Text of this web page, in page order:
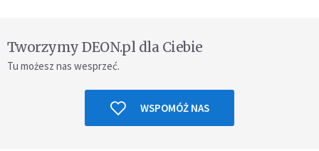
Tworzymy DEON.pl dla Ciebie
Tu możesz nas wesprzeć.
WSPOMÓŻ NAS